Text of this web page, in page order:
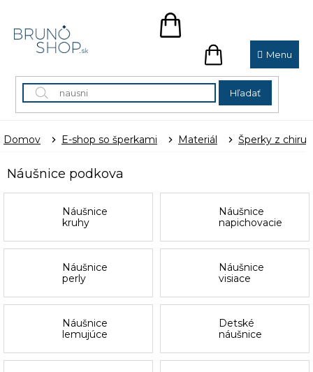
obsah
Hľadať
NÁKUPNÝ
NÁKUPNÝ
KOŠÍK
Domov E-shop so šperkami Materiál Šperky z
Náušnice podkova
Náušnice
kruhy
Náušnice
napichovacie
Náušnice
perly
Náušnice
visiace
Náušnice
lemujúce
Detské
náušnice